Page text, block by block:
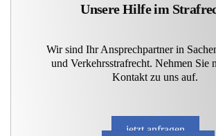
Unsere Hilfe im
Wir sind Ihr Ansprechpartner in
und Verkehrsstrafrecht. Nehmen Sie
Kontakt zu uns auf.
jetzt anfragen